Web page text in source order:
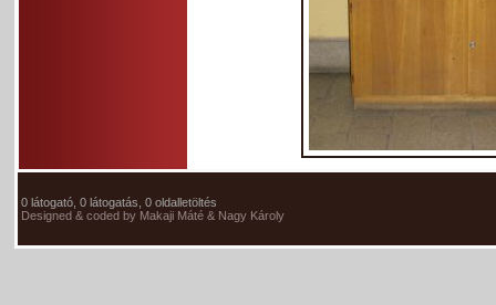
0 látogató, 0 látogatás, 0 oldalletöltés
Designed & coded by Makaji Máté & Nagy Károly